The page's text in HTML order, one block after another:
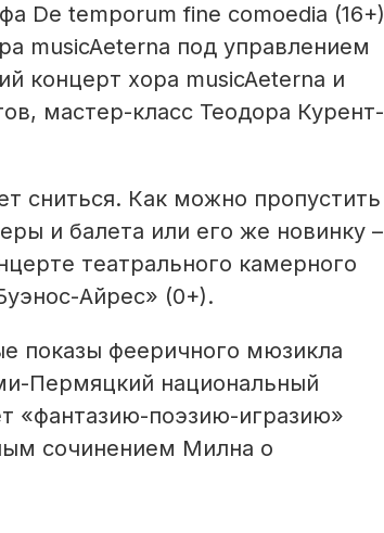
De temporum fine comoedia (16+)
musicAeterna под управлением
концерт хора musicAeterna и
мастер-класс Теодора Курент­
сниться. Как можно пропустить
и балета или его же новинку –
театрального камерного
Айрес» (0+).
показы фееричного мюзикла
Пермяцкий национальный
«фантазию-поэзию-игразию»
сочинением Милна о